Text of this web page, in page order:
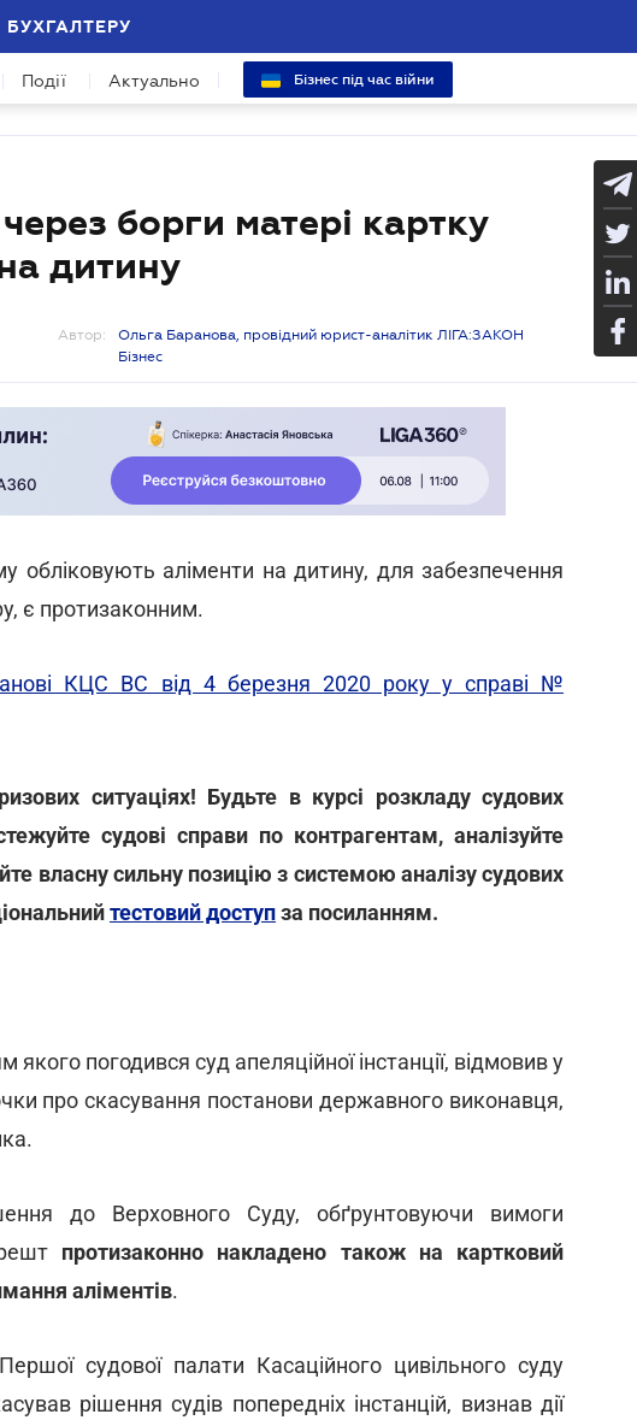
БУХГАЛТЕРУ
Події Актуально Бізнес під час війни
борги матері картку
дитину
Автор:
Ольга Баранова, провідний юрист-аналітик ЛІГА:ЗАКОН
Бізнес
обліковують аліменти на дитину, для забезпечення
є протизаконним.
КЦС ВС від 4 березня 2020 року у справі №
ситуаціях! Будьте в курсі розкладу судових
судові справи по контрагентам, аналізуйте
власну сильну позицію з системою аналізу судових
тестовий доступза посиланням.
погодився суд апеляційної інстанції, відмовив у
про скасування постанови державного виконавця,
до Верховного Суду, обґрунтовуючи вимоги
протизаконно накладено також на картковий
аліментів.
судової палати Касаційного цивільного суду
рішення судів попередніх інстанцій, визнав дії